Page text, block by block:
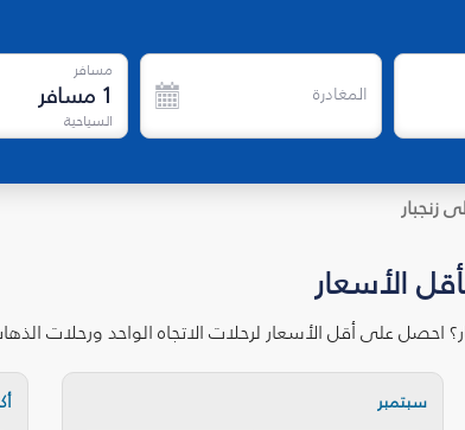
المغادرة
مسافر
1 مسافر
السياحية
زنجبار
الأسعار
احصل على أقل الأسعار لرحلات الاتجاه الواحد ورحلات
سبتمبر